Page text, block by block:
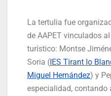
La tertulia fue
de AAPET vinculados
turístico: Montse
Soria (IES Tirant lo
Miguel Hernández) y
especialidad, contando